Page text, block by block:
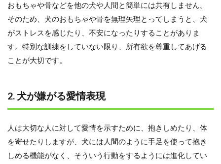
おもちゃや骨などを他の犬や人間と簡単には共有しません。
そのため、犬のおもちゃや骨を無理矢理とってしまうと、犬
がストレスを感じたり、不安になったりすることがありま
す。特別な訓練をしていない限り、所有欲を尊重してあげる
ことが大切です。
2. 犬が嫌がる愛情表現
人は大切な人に対して愛情を示すために、抱きしめたり、体
を寄せたりしますが、犬には人間のように手足を使って抱き
しめる機能がなく、そういう行動をするようには進化してい